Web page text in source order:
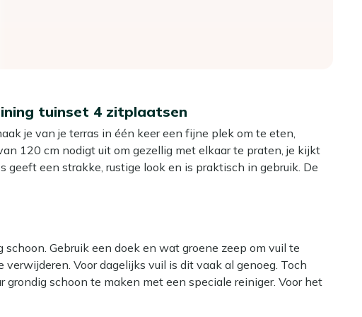
tuinset 4 zitplaatsen
je van je terras in één keer een fijne plek om te eten,
120 cm nodigt uit om gezellig met elkaar te praten, je kijkt
een strakke, rustige look en is praktisch in gebruik. De
eethoek in de tuin wilt, zonder een log meubel op je
ruim, zonder dat de tafel te veel plek inneemt op je terras.
Gebruik een doek en wat groene zeep om vuil te
Voor dagelijks vuil is dit vaak al genoeg. Toch
schoon te maken met een speciale reiniger. Voor het